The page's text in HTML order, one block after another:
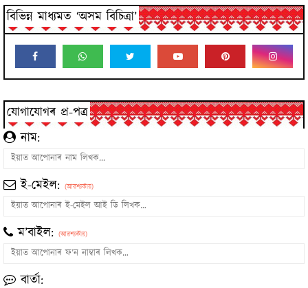
বিভিন্ন মাধ্যমত ‘অসম বিচিত্ৰা’
যোগাযোগৰ প্ৰ-পত্ৰ
নাম:
ই-মেইল: (আৱশ্যকীয়)
ম’বাইল: (আৱশ্যকীয়)
বাৰ্তা: